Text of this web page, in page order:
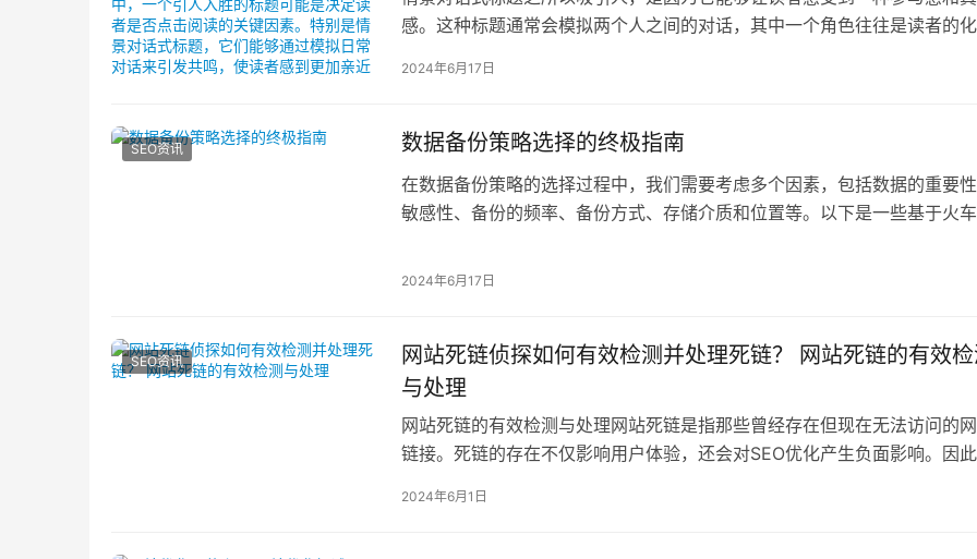
决定读者是否点击阅读的关键因素。特别是情景对话式标题
它们能够通过模拟日常对话来引发共鸣，使读者感到更加亲
感。这种标题通常会模拟两个人之间的对话，其中一个角色往往是读者的化
2024年6月17日
SEO资讯 数据备份策略选择的终极指南
在数据备份策略的选择过程中，我们需要考虑多个因素，包括数据的重要
敏感性、备份的频率、备份方式、存储介质和位置等。以下是一些基于火
2024年6月17日
SEO资讯
网站死链侦探如何有效检测并处理死链？ 网站死链的有效
与处理
网站死链的有效检测与处理网站死链是指那些曾经存在但现在无法访问的
链接。死链的存在不仅影响用户体验，还会对SEO优化产生负面影响。因
2024年6月1日